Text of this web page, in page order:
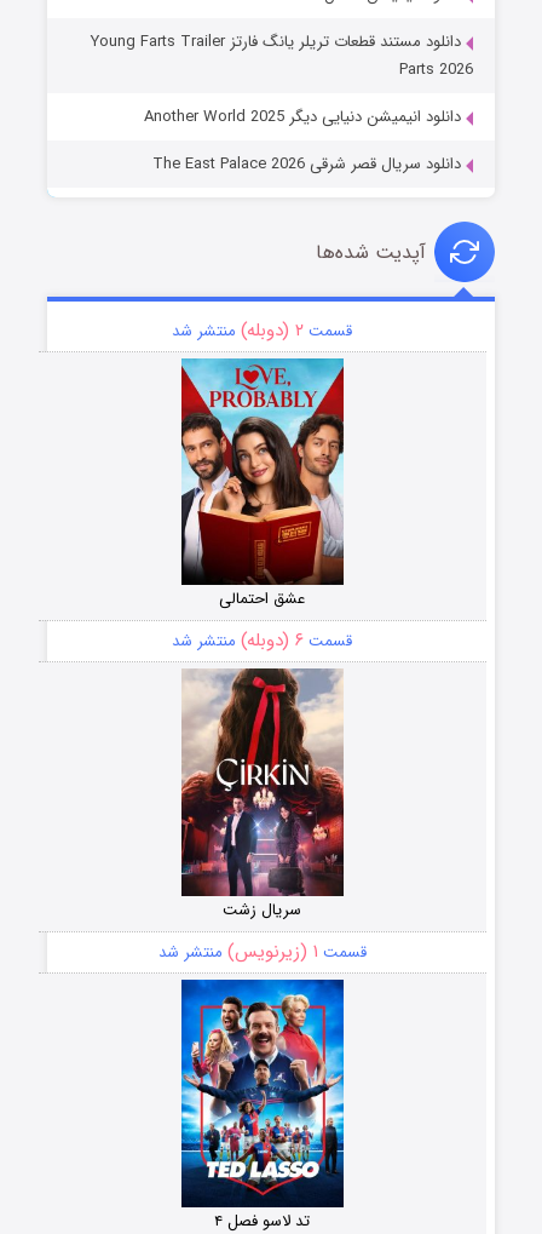
دانلود مستند قطعات تریلر یانگ فارتز Young Farts Trailer
Parts 2026
دانلود انیمیشن دنیایی دیگر Another World 2025
دانلود سریال قصر شرقی The East Palace 2026
آپدیت شده‌ها
قسمت ۲ (دوبله) منتشر شد
عشق احتمالی
قسمت ۶ (دوبله) منتشر شد
سریال زشت
قسمت ۱ (زیرنویس) منتشر شد
تد لاسو فصل ۴